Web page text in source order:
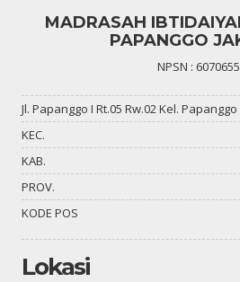
MADRASAH
PAPANGGO
NPSN :
Jl. Papanggo I Rt.05 Rw.02 Kel. Papanggo
KEC.
KAB.
PROV.
KODE POS
Lokasi